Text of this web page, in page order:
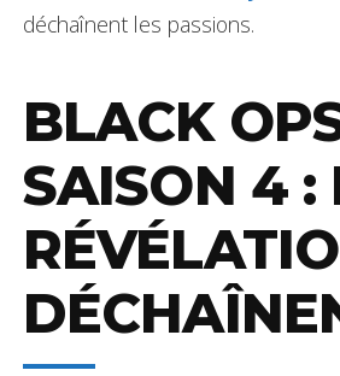
déchaînent les passions.
BLACK
SAISON 4 :